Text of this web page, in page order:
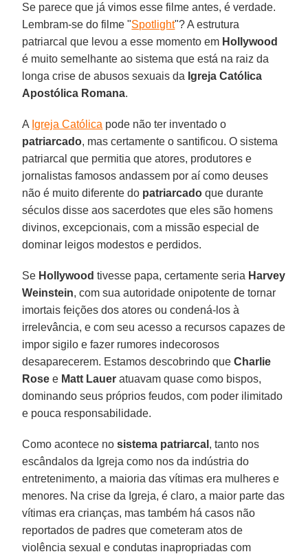
Se parece que já vimos esse filme antes, é verdade.
Lembram-se do filme "Spotlight"? A estrutura
patriarcal que levou a esse momento em Hollywood
é muito semelhante ao sistema que está na raiz da
longa crise de abusos sexuais da Igreja Católica
Apostólica Romana.
A Igreja Católica pode não ter inventado o
patriarcado, mas certamente o santificou. O sistema
patriarcal que permitia que atores, produtores e
jornalistas famosos andassem por aí como deuses
não é muito diferente do patriarcado que durante
séculos disse aos sacerdotes que eles são homens
divinos, excepcionais, com a missão especial de
dominar leigos modestos e perdidos.
Se Hollywood tivesse papa, certamente seria Harvey
Weinstein, com sua autoridade onipotente de tornar
imortais feições dos atores ou condená-los à
irrelevância, e com seu acesso a recursos capazes de
impor sigilo e fazer rumores indecorosos
desaparecerem. Estamos descobrindo queCharlie
Rose e Matt Lauer atuavam quase como bispos,
dominando seus próprios feudos, com poder ilimitado
e pouca responsabilidade.
Como acontece nosistema patriarcal , tanto nos
escândalos da Igreja como nos da indústria do
entretenimento, a maioria das vítimas era mulheres e
menores. Na crise da Igreja, é claro, a maior parte das
vítimas era crianças, mas também há casos não
reportados de padres que cometeram atos de
violência sexual e condutas inapropriadas com